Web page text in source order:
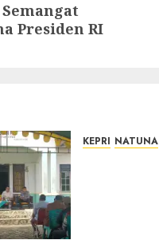
Presiden RI
KEPRI NATUNA